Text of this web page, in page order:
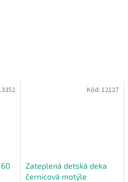
Zateplená detská deka
černicová motýle
Kód: 12127